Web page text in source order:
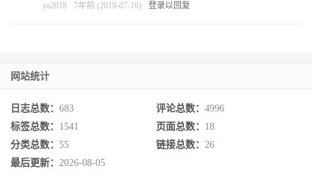
ya2018 7年前 (2019-07-16) 登录以回复
网站统计
日志总数： 683 评论总数： 4996
标签总数： 1541 页面总数： 18
分类总数： 55 链接总数： 26
最后更新： 2026-08-05